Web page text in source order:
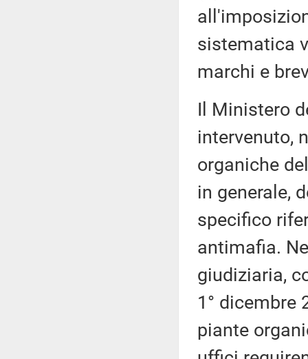
sistematica
marchi e
Il Ministero
intervenuto,
organiche
in generale,
specifico
antimafia.
giudiziaria,
1° dicembre
piante